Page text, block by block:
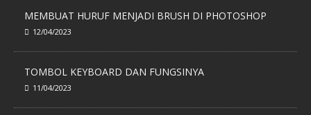
MEMBUAT HURUF MENJADI BRUSH DI PHOTOSHOP
12/04/2023
TOMBOL KEYBOARD DAN FUNGSINYA
11/04/2023